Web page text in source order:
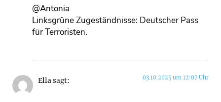
@Antonia
Linksgrüne Zugeständnisse: Deutscher Pass
für Terroristen.
Ellasagt: 03.10.2025 um 12:07 Uhr